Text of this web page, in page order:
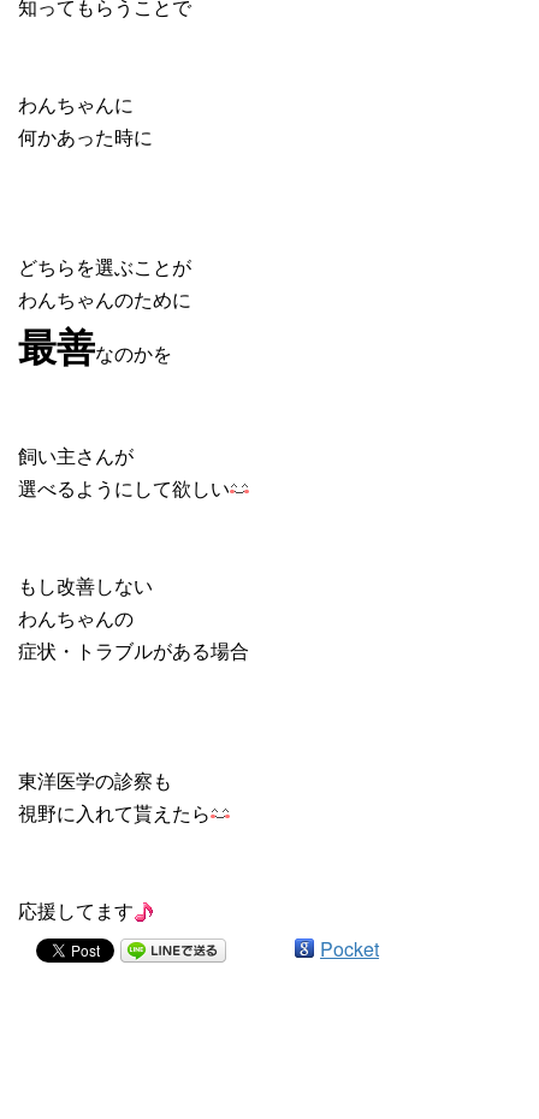
知ってもらうことで
わんちゃんに
何かあった時に
どちらを選ぶことが
わんちゃんのために
最善なのかを
飼い主さんが
選べるようにして欲しい
もし改善しない
わんちゃんの
症状・トラブルがある場合
東洋医学の診察も
視野に入れて貰えたら
応援してます
Pocket